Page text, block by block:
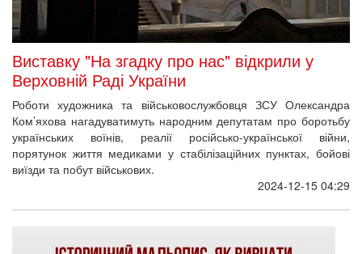
Виставку "На згадку про нас" відкрили у
Верховній Раді України
Роботи художника та військовослужбовця ЗСУ Олександра
Ком’яхова нагадуватимуть народним депутатам про боротьбу
українських воїнів, реалії російсько-української війни,
порятунок життя медиками у стабілізаційних пунктах, бойові
виїзди та побут військових.
2024-12-15 04:29